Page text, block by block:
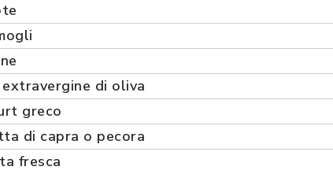
di oliva
greco
di capra o pecora
fresca